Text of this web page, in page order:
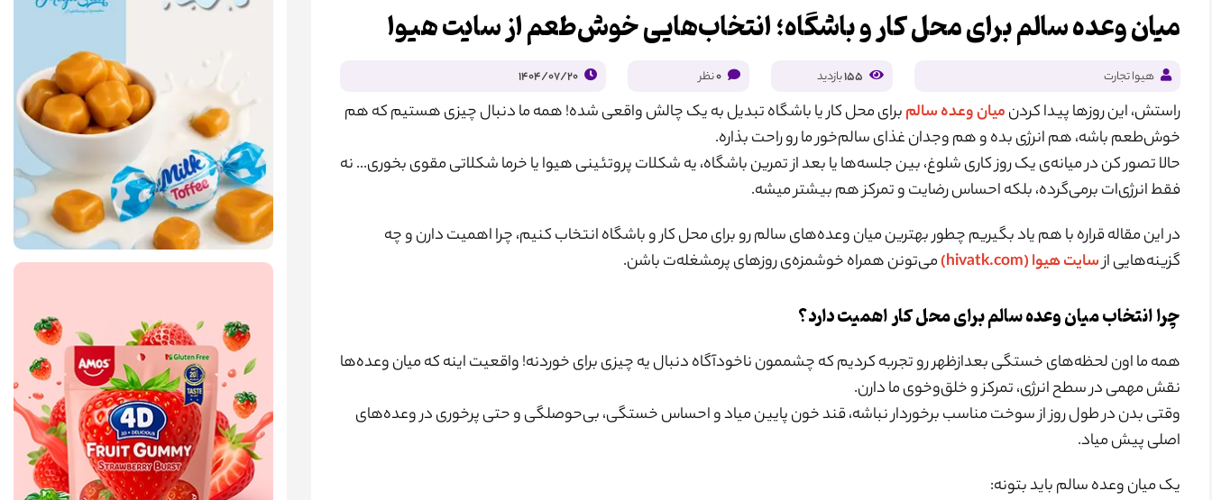
میان وعده سالم برای محل کار و باشگاه؛ انتخاب‌هایی خوش‌طعم از سایت هیوا
هیوا تجارت 155بازدید 0نظر 1404/07/20
راستش، این روزها پیدا کردنمیان وعده سالمبرای محل کار یا باشگاه تبدیل به یک چالش واقعی شده! همه ما دنبال چیزی هستیم که هم
خوش‌طعم باشه، هم انرژی بده و هم وجدان غذای سالم‌خور ما رو راحت بذاره.
حالا تصور کن در میانه‌ی یک روز کاری شلوغ، بین جلسه‌ها یا بعد از تمرین باشگاه، یه شکلات پروتئینی هیوا یا خرما شکلاتی مقوی بخوری... نه
فقط انرژی‌ات برمی‌گرده، بلکه احساس رضایت و تمرکز هم بیشتر میشه.
در این مقاله قراره با هم یاد بگیریم چطور بهترین میان وعده‌های سالم رو برای محل کار و باشگاه انتخاب کنیم، چرا اهمیت دارن و چه
گزینه‌هایی ازسایت هیوا (hivatk.com) می‌تونن همراه خوشمزه‌ی روزهای پرمشغله‌ت باشن.
چرا انتخاب میان وعده سالم برای محل کار اهمیت دارد؟
همه ما اون لحظه‌های خستگی بعدازظهر رو تجربه کردیم که چشممون ناخودآگاه دنبال یه چیزی برای خوردنه! واقعیت اینه که میان وعده‌ها
نقش مهمی در سطح انرژی، تمرکز و خلق‌و‌خوی ما دارن.
وقتی بدن در طول روز از سوخت مناسب برخوردار نباشه، قند خون پایین میاد و احساس خستگی، بی‌حوصلگی و حتی پرخوری در وعده‌های
اصلی پیش میاد.
یک میان وعده سالم باید بتونه: